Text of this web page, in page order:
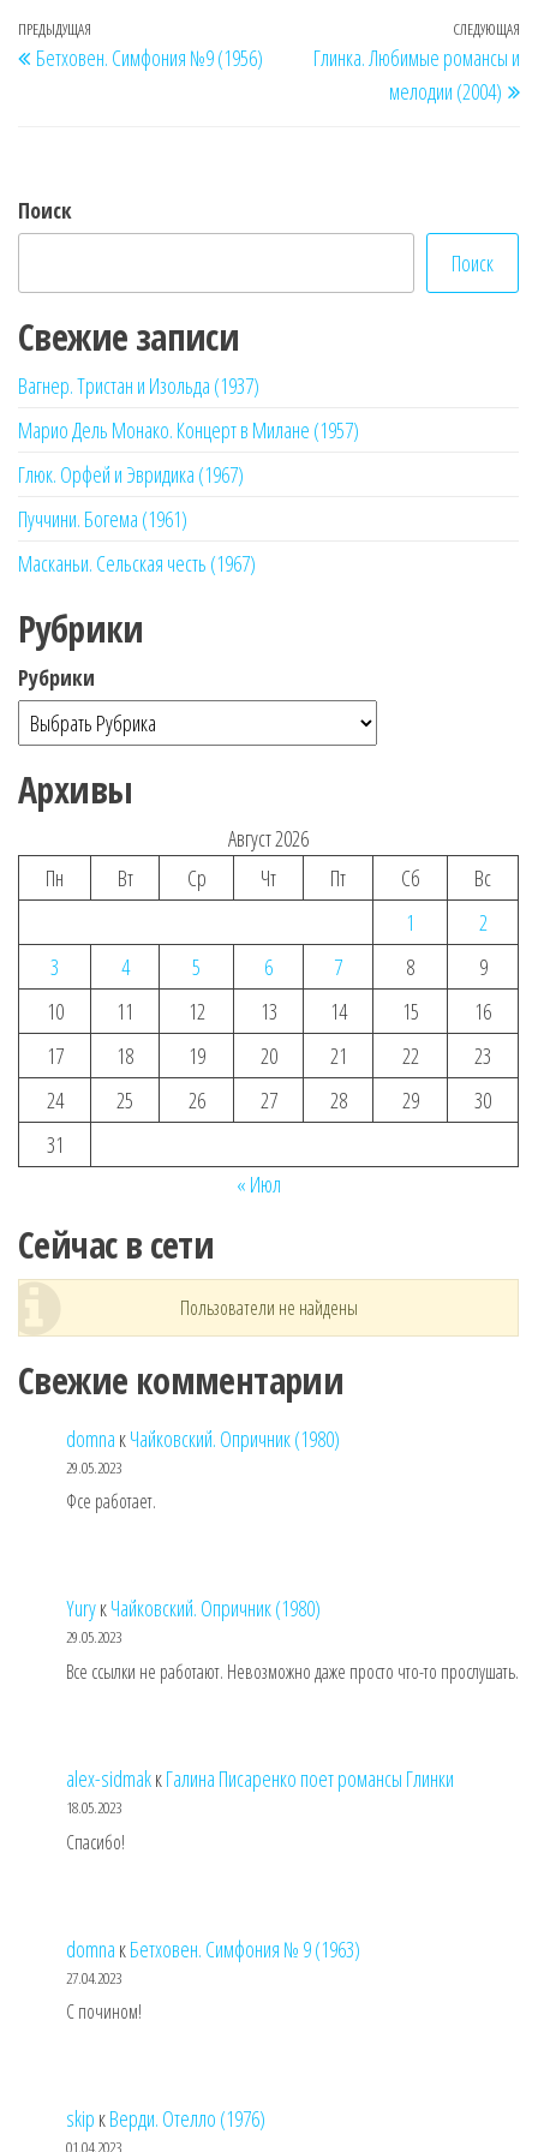
Навигация
по
Предыдущая
запись
ПРЕДЫДУЩАЯ
Бетховен. Симфония №9 (1956)
СЛЕДУЮЩАЯ
Глинка. Любимые романсы и
мелодии (2004)
Поиск
Поиск
Свежие записи
Вагнер. Тристан и Изольда (1937)
Марио Дель Монако. Концерт в Милане (1957)
Глюк. Орфей и Эвридика (1967)
Пуччини. Богема (1961)
Масканьи. Сельская честь (1967)
Рубрики
Рубрики
Архивы
Август 2026
Пн
Вт Ср Чт Пт Сб
Вс
1
2
3
4 5 6 7 8
9
10
11 12 13 14 15
16
17
18 19 20 21 22
23
24
25 26 27 28 29
30
31
« Июл
Сейчас в сети
Пользователи не найдены
Свежие комментарии
domna кЧайковский. Опричник (1980)
29.05.2023
Фсе работает.
YuryкЧайковский. Опричник (1980)
29.05.2023
Все ссылки не работают. Невозможно даже просто что-то прослушать.
alex-sidmakкГалина Писаренко поет романсы Глинки
18.05.2023
Спасибо!
domna кБетховен. Симфония № 9 (1963)
27.04.2023
С почином!
skip кВерди. Отелло (1976)
01.04.2023